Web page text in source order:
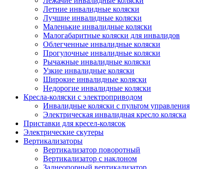
Летние инвалидные коляски
Лучшие инвалидные коляски
Маленькие инвалидные коляски
Малогабаритные коляски для инвалидов
Облегченные инвалидные коляски
Прогулочные инвалидные коляски
Рычажные инвалидные коляски
Узкие инвалидные коляски
Широкие инвалидные коляски
Недорогие инвалидные коляски
Кресла-коляски с электроприводом
Инвалидные коляски с пультом управления
Электрическая инвалидная кресло коляска
Приставки для кресел-колясок
Электрические скутеры
Вертикализаторы
Вертикализатор поворотный
Вертикализатор с наклоном
Заднеопорный вертикализатор